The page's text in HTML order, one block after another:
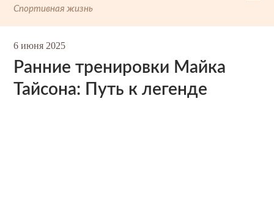
Спортивная жизнь
6 июня 2025
Ранние тренировки Майка
Тайсона: Путь к легенде